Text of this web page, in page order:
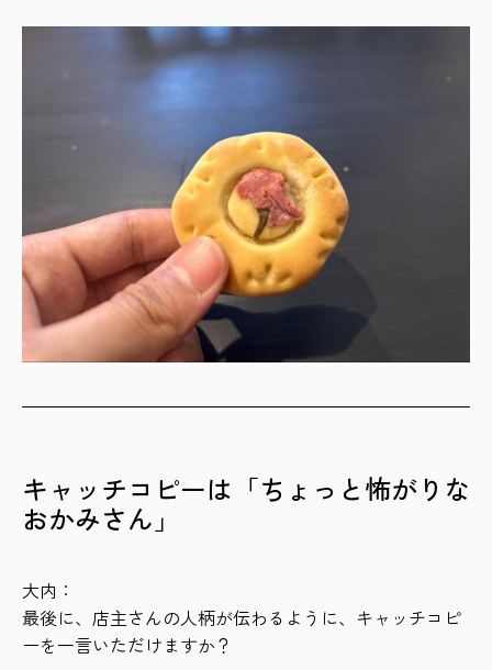
キャッチコピーは「ちょっと怖がりな
おかみさん」
大内：
最後に、店主さんの人柄が伝わるように、キャッチコピ
ーを一言いただけますか？